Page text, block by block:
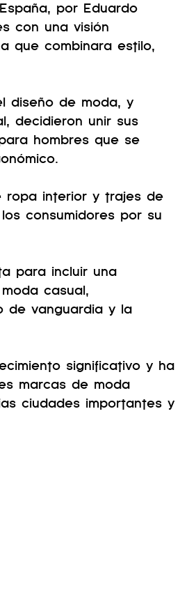
por Eduardo
con una visión
que combinara estilo,
diseño de moda, y
decidieron unir sus
hombres que se
ropa interior y trajes de
consumidores por su
para incluir una
casual,
de vanguardia y la
significativo y ha
marcas de moda
ciudades importantes y